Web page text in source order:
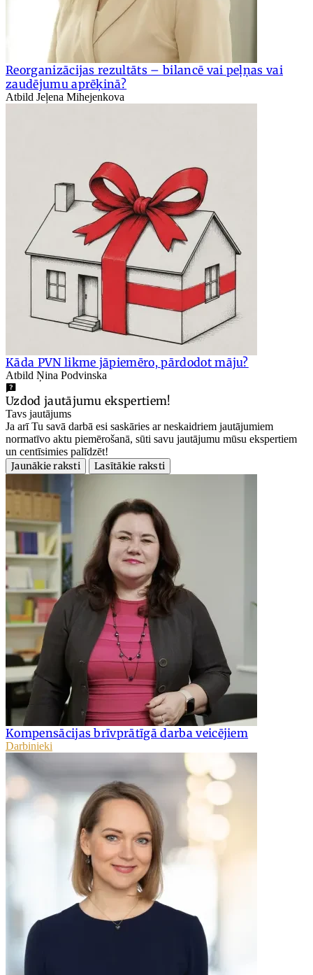
Reorganizācijas rezultāts – bilancē vai peļņas vai
zaudējumu aprēķinā?
Atbild Jeļena Mihejenkova
Kāda PVN likme jāpiemēro, pārdodot māju?
Atbild Ņina Podvinska
Uzdod jautājumu ekspertiem!
Tavs jautājums
Ja arī Tu savā darbā esi saskāries ar neskaidriem jautājumiem
normatīvo aktu piemērošanā, sūti savu jautājumu mūsu ekspertiem
un centīsimies palīdzēt!
Jaunākie raksti
Lasītākie raksti
Kompensācijas brīvprātīgā darba veicējiem
Darbinieki